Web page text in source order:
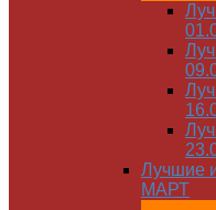
Лучшие
МАРТ